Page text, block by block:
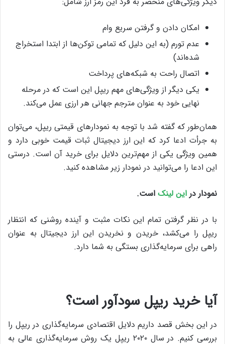
امکان دادن و گرفتن سریع وام
عدم تورم (به این دلیل که تمامی توکن‌ها از ابتدا استخراج
شده‌اند)
اتصال راحت به شبکه‌های پرداخت
یکی دیگر از ویژگی‌های مهم ریپل این است که در مرحله‌
نهایی خود به عنوان مترجم جهانی هر ارزی عمل می‌کند.
همان‌طور که گفته شد با توجه به نمودارهای قیمتی ریپل، می‌توان
به جرأت ادعا کرد که این ارز دیجیتال ثبات قیمت خوبی دارد و
همین ویژگی یکی از مهم‌ترین دلایل برای خرید آن است. درستی
این ادعا را می‌توانید در نمودار زیر مشاهده کنید.
نمودار دراین لینک است.
با در نظر گرفتن تمام این نکات مثبت و آینده‌ روشنی که انتظار
ریپل را می‌کشد، خریدن و نخریدن این ارز دیجیتال به عنوان
راهی برای سرمایه‌گذاری بستگی به شما دارد.
آیا خرید ریپل سودآور است؟
در این بخش قصد داریم دلایل اقتصادی سرمایه‌گذاری در ریپل را
بررسی کنیم. در سال ۲۰۲۰ ریپل یک روش سرمایه‌گذاری عالی به